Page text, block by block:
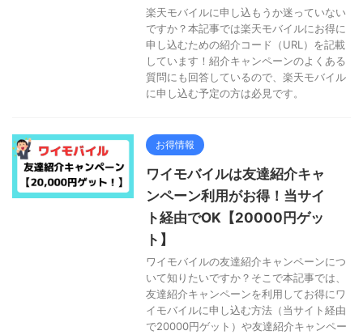
楽天モバイルに申し込もうか迷っていない
ですか？本記事では楽天モバイルにお得に
申し込むための紹介コード（URL）を記載
しています！紹介キャンペーンのよくある
質問にも回答しているので、楽天モバイル
に申し込む予定の方は必見です。
お得情報
ワイモバイルは友達紹介キャ
ンペーン利用がお得！当サイ
ト経由でOK【20000円ゲッ
ト】
ワイモバイルの友達紹介キャンペーンにつ
いて知りたいですか？そこで本記事では、
友達紹介キャンペーンを利用してお得にワ
イモバイルに申し込む方法（当サイト経由
で20000円ゲット）や友達紹介キャンペー